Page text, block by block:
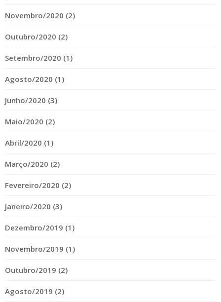
Novembro/2020 (2)
Outubro/2020 (2)
Setembro/2020 (1)
Agosto/2020 (1)
Junho/2020 (3)
Maio/2020 (2)
Abril/2020 (1)
Março/2020 (2)
Fevereiro/2020 (2)
Janeiro/2020 (3)
Dezembro/2019 (1)
Novembro/2019 (1)
Outubro/2019 (2)
Agosto/2019 (2)